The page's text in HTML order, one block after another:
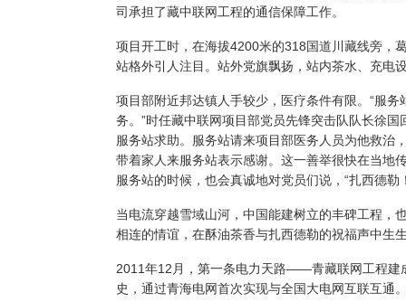
司承担了藏中联网工程的通信保障工作。
项目开工时，在海拔4200米的318国道川藏线旁，
站格外引人注目。站外党旗飘扬，站内茶水、充电
项目部附近邦达镇人手较少，医疗条件有限。 “服务
务。”时任藏中联网项目部党员先锋突击队队长徐
服务站求助。服务站请来项目部医务人员为他救治
带着家人来服务站表示感谢。这一善举很快在当地
服务站的时候，也会真诚地对党员们说，“扎西德勒
当电流穿越雪域山河，中国能建树立的丰碑工程，
相连的情谊，在酥油茶香与扎西德勒的祝福声中生
2011年12月，第一条电力天路——青藏联网工程建
史，通过青海电网首次实现与全国大电网互联互通